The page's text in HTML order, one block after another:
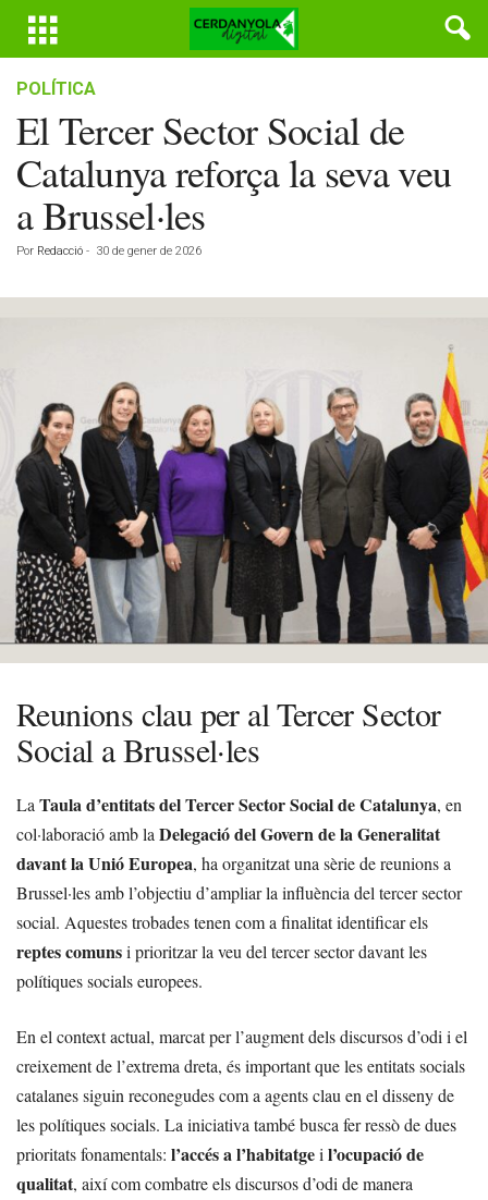
POLÍTICA
El Tercer Sector Social de
Catalunya reforça la seva veu
a Brussel·les
Por Redacció - 30 de gener de 2026
Reunions clau per al Tercer Sector
Social a Brussel·les
La Taula d’entitats del Tercer Sector Social de Catalunya, en
col·laboració amb la Delegació del Govern de la Generalitat
davant la Unió Europea, ha organitzat una sèrie de reunions a
Brussel·les amb l’objectiu d’ampliar la influència del tercer sector
social. Aquestes trobades tenen com a finalitat identificar els
reptes comunsi prioritzar la veu del tercer sector davant les
polítiques socials europees.
En el context actual, marcat per l’augment dels discursos d’odi i el
creixement de l’extrema dreta, és important que les entitats socials
catalanes siguin reconegudes com a agents clau en el disseny de
les polítiques socials. La iniciativa també busca fer ressò de dues
prioritats fonamentals: l’accés a l’habitatgei l’ocupació de
qualitat, així com combatre els discursos d’odi de manera